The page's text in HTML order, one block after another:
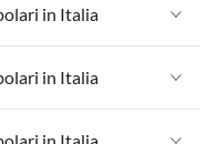
in Italia
in Italia